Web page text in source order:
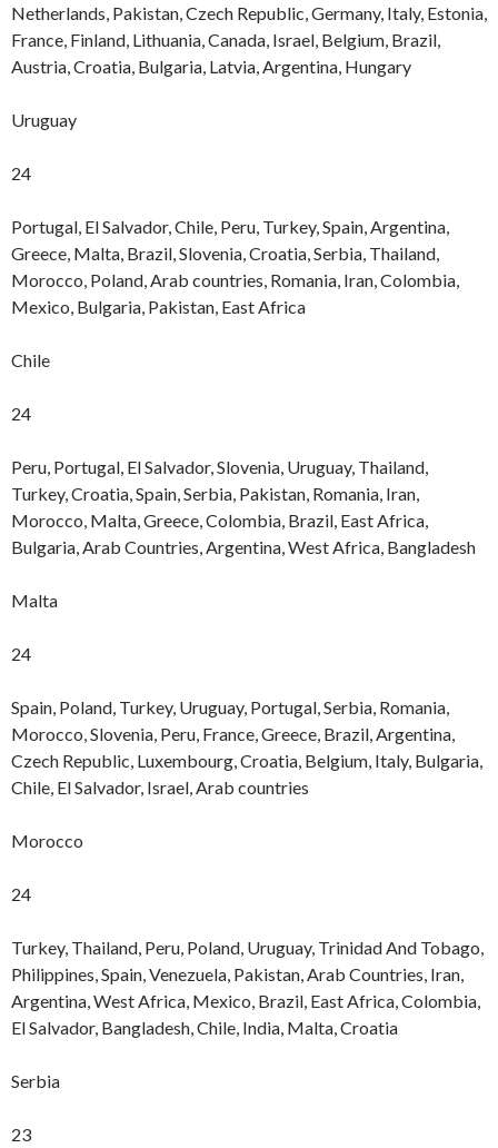
Netherlands, Pakistan, Czech Republic, Germany, Italy, Estonia,
France, Finland, Lithuania, Canada, Israel, Belgium, Brazil,
Austria, Croatia, Bulgaria, Latvia, Argentina, Hungary
Uruguay
24
Portugal, El Salvador, Chile, Peru, Turkey, Spain, Argentina,
Greece, Malta, Brazil, Slovenia, Croatia, Serbia, Thailand,
Morocco, Poland, Arab countries, Romania, Iran, Colombia,
Mexico, Bulgaria, Pakistan, East Africa
Chile
24
Peru, Portugal, El Salvador, Slovenia, Uruguay, Thailand,
Turkey, Croatia, Spain, Serbia, Pakistan, Romania, Iran,
Morocco, Malta, Greece, Colombia, Brazil, East Africa,
Bulgaria, Arab Countries, Argentina, West Africa, Bangladesh
Malta
24
Spain, Poland, Turkey, Uruguay, Portugal, Serbia, Romania,
Morocco, Slovenia, Peru, France, Greece, Brazil, Argentina,
Czech Republic, Luxembourg, Croatia, Belgium, Italy, Bulgaria,
Chile, El Salvador, Israel, Arab countries
Morocco
24
Turkey, Thailand, Peru, Poland, Uruguay, Trinidad And Tobago,
Philippines, Spain, Venezuela, Pakistan, Arab Countries, Iran,
Argentina, West Africa, Mexico, Brazil, East Africa, Colombia,
El Salvador, Bangladesh, Chile, India, Malta, Croatia
Serbia
23